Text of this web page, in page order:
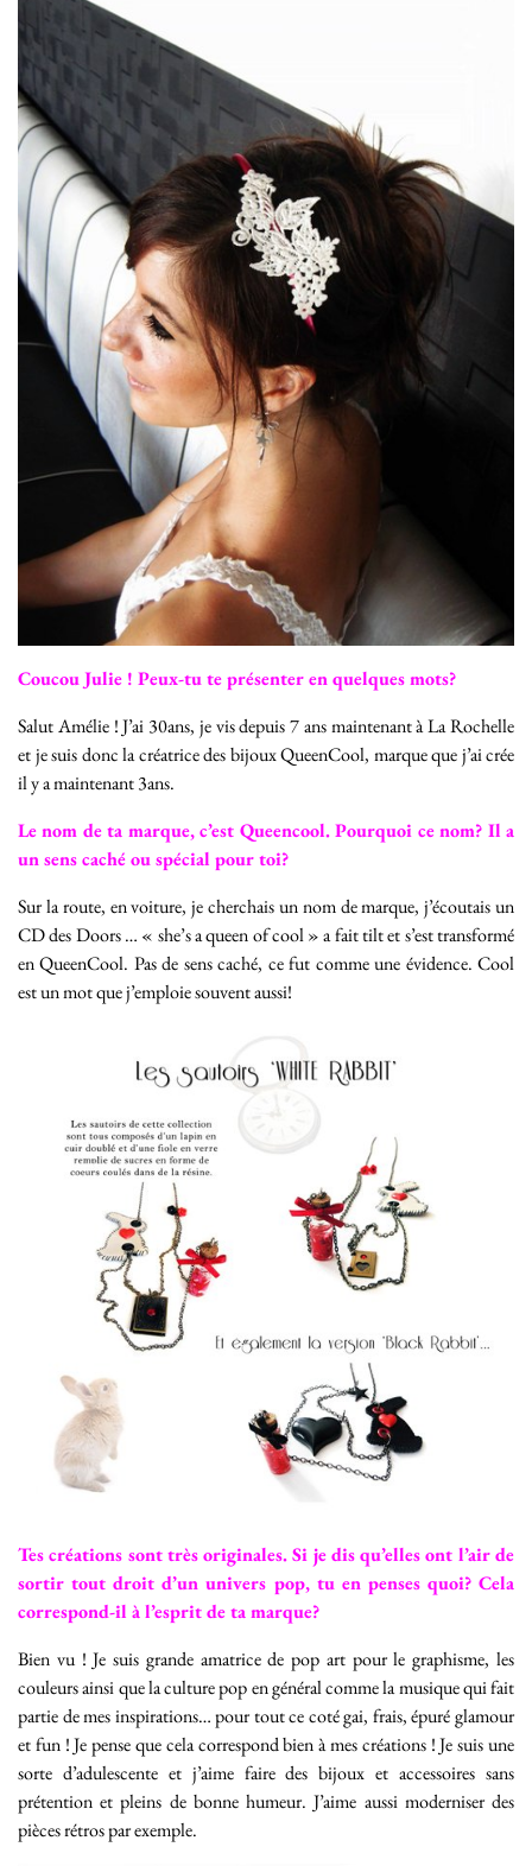
Coucou Julie ! Peux-tu te présenter en quelques mots?
Salut Amélie ! J’ai 30ans, je vis depuis 7 ans maintenant à La Rochelle
et je suis donc la créatrice des bijoux QueenCool, marque que j’ai crée
il y a maintenant 3ans.
Le nom de ta marque, c’est Queencool. Pourquoi ce nom? Il a
un sens caché ou spécial pour toi?
Sur la route, en voiture, je cherchais un nom de marque, j’écoutais un
CD des Doors … « she’s a queen of cool » a fait tilt et s’est transformé
en QueenCool. Pas de sens caché, ce fut comme une évidence. Cool
est un mot que j’emploie souvent aussi!
Tes créations sont très originales. Si je dis qu’elles ont l’air de
sortir tout droit d’un univers pop, tu en penses quoi? Cela
correspond-il à l’esprit de ta marque?
Bien vu ! Je suis grande amatrice de pop art pour le graphisme, les
couleurs ainsi que la culture pop en général comme la musique qui fait
partie de mes inspirations… pour tout ce coté gai, frais, épuré glamour
et fun ! Je pense que cela correspond bien à mes créations ! Je suis une
sorte d’adulescente et j’aime faire des bijoux et accessoires sans
prétention et pleins de bonne humeur. J’aime aussi moderniser des
pièces rétros par exemple.